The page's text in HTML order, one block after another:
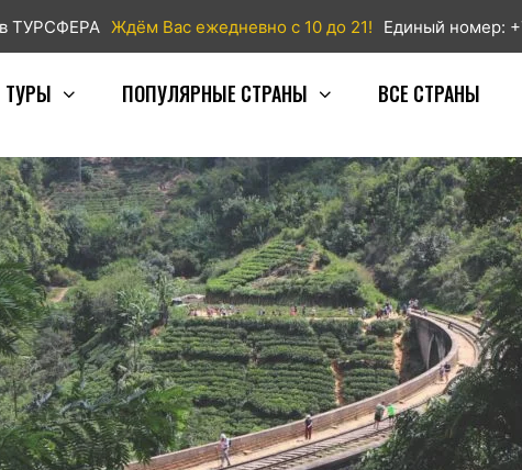
ТУРСФЕРА Ждём Вас ежедневно с 10 до 21! Единый номер:
ТУРЫ ПОПУЛЯРНЫЕ СТРАНЫ ВСЕ СТРАНЫ